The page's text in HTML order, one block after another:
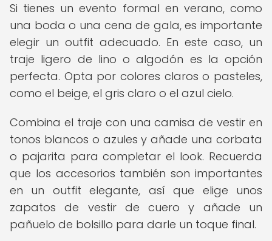
Si tienes un evento formal en verano, como
una boda o una cena de gala, es importante
elegir un outfit adecuado. En este caso, un
traje ligero de lino o algodón es la opción
perfecta. Opta por colores claros o pasteles,
como el beige, el gris claro o el azul cielo.
Combina el traje con una camisa de vestir en
tonos blancos o azules y añade una corbata
o pajarita para completar el look. Recuerda
que los accesorios también son importantes
en un outfit elegante, así que elige unos
zapatos de vestir de cuero y añade un
pañuelo de bolsillo para darle un toque final.